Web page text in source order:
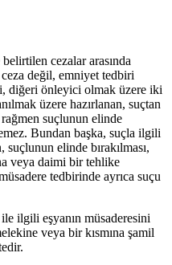
cezalar arasında
ceza değil, emniyet tedbiri
diğeri önleyici olmak üzere iki
üzere hazırlanan, suçtan
suçlunun elinde
Bundan başka, suçla ilgili
elinde bırakılması,
veya daimi bir tehlike
tedbirinde ayrıca suçu
ilgili eşyanın müsaderesini
veya bir kısmına şamil